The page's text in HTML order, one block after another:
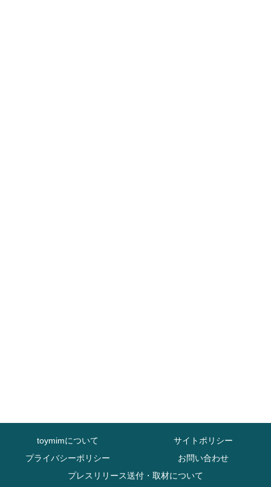
toymimについて
サイトポリシー
プライバシーポリシー
お問い合わせ
プレスリリース送付・取材について